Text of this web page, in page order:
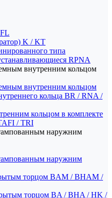
K / KT
типа
RPNA
внутренним кольцом
внутренним кольцом
кольца BR / RNA /
кольцом в комплекте
/ TRI
наружним
наружним
торцом BAM / BHAM /
торцом BA / BHA / HK /